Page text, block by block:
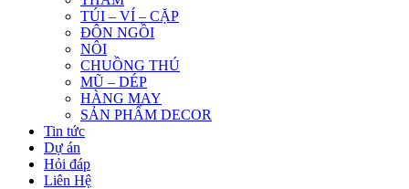
TÚI – VÍ – CẶP
ĐÔN NGỒI
NÔI
CHUỒNG THÚ
MŨ – DÉP
HÀNG MAY
SẢN PHẨM DECOR
Tin tức
Dự án
Hỏi đáp
Liên Hệ